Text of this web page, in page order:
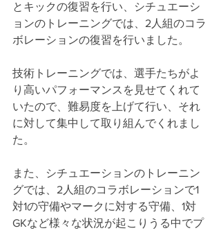
とキックの復習を行い、シチュエーシ
ョンのトレーニングでは、2人組のコラ
ボレーションの復習を行いました。
技術トレーニングでは、選手たちがよ
り高いパフォーマンスを見せてくれて
いたので、難易度を上げて行い、それ
に対して集中して取り組んでくれまし
た。
また、シチュエーションのトレーニン
グでは、2人組のコラボレーションで1
対1の守備やマークに対する守備、1対
GKなど様々な状況が起こりうる中でプ